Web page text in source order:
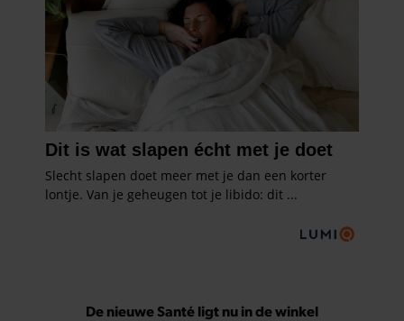
De nieuwe Santé ligt nu in de winkel